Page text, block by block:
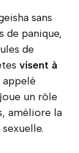
sans
de panique,
de
visent à
appelé
un rôle
améliore la